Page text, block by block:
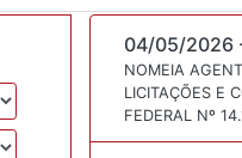
04/05/2026
NOMEIA
LICITAÇÕES E
FEDERAL Nº